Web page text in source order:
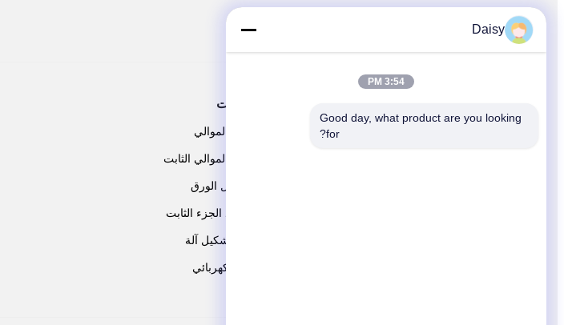
اتبعنا
المنتجات
آلة لف الموالي
آلة لف الموالي الثابت
آلة إدخال الورق
آلة جلود الجزء الثابت
لفائف تشكيل آلة
آلة لف كهربائي
Daisy
3:54 PM
Good day, what product are you looking
for?